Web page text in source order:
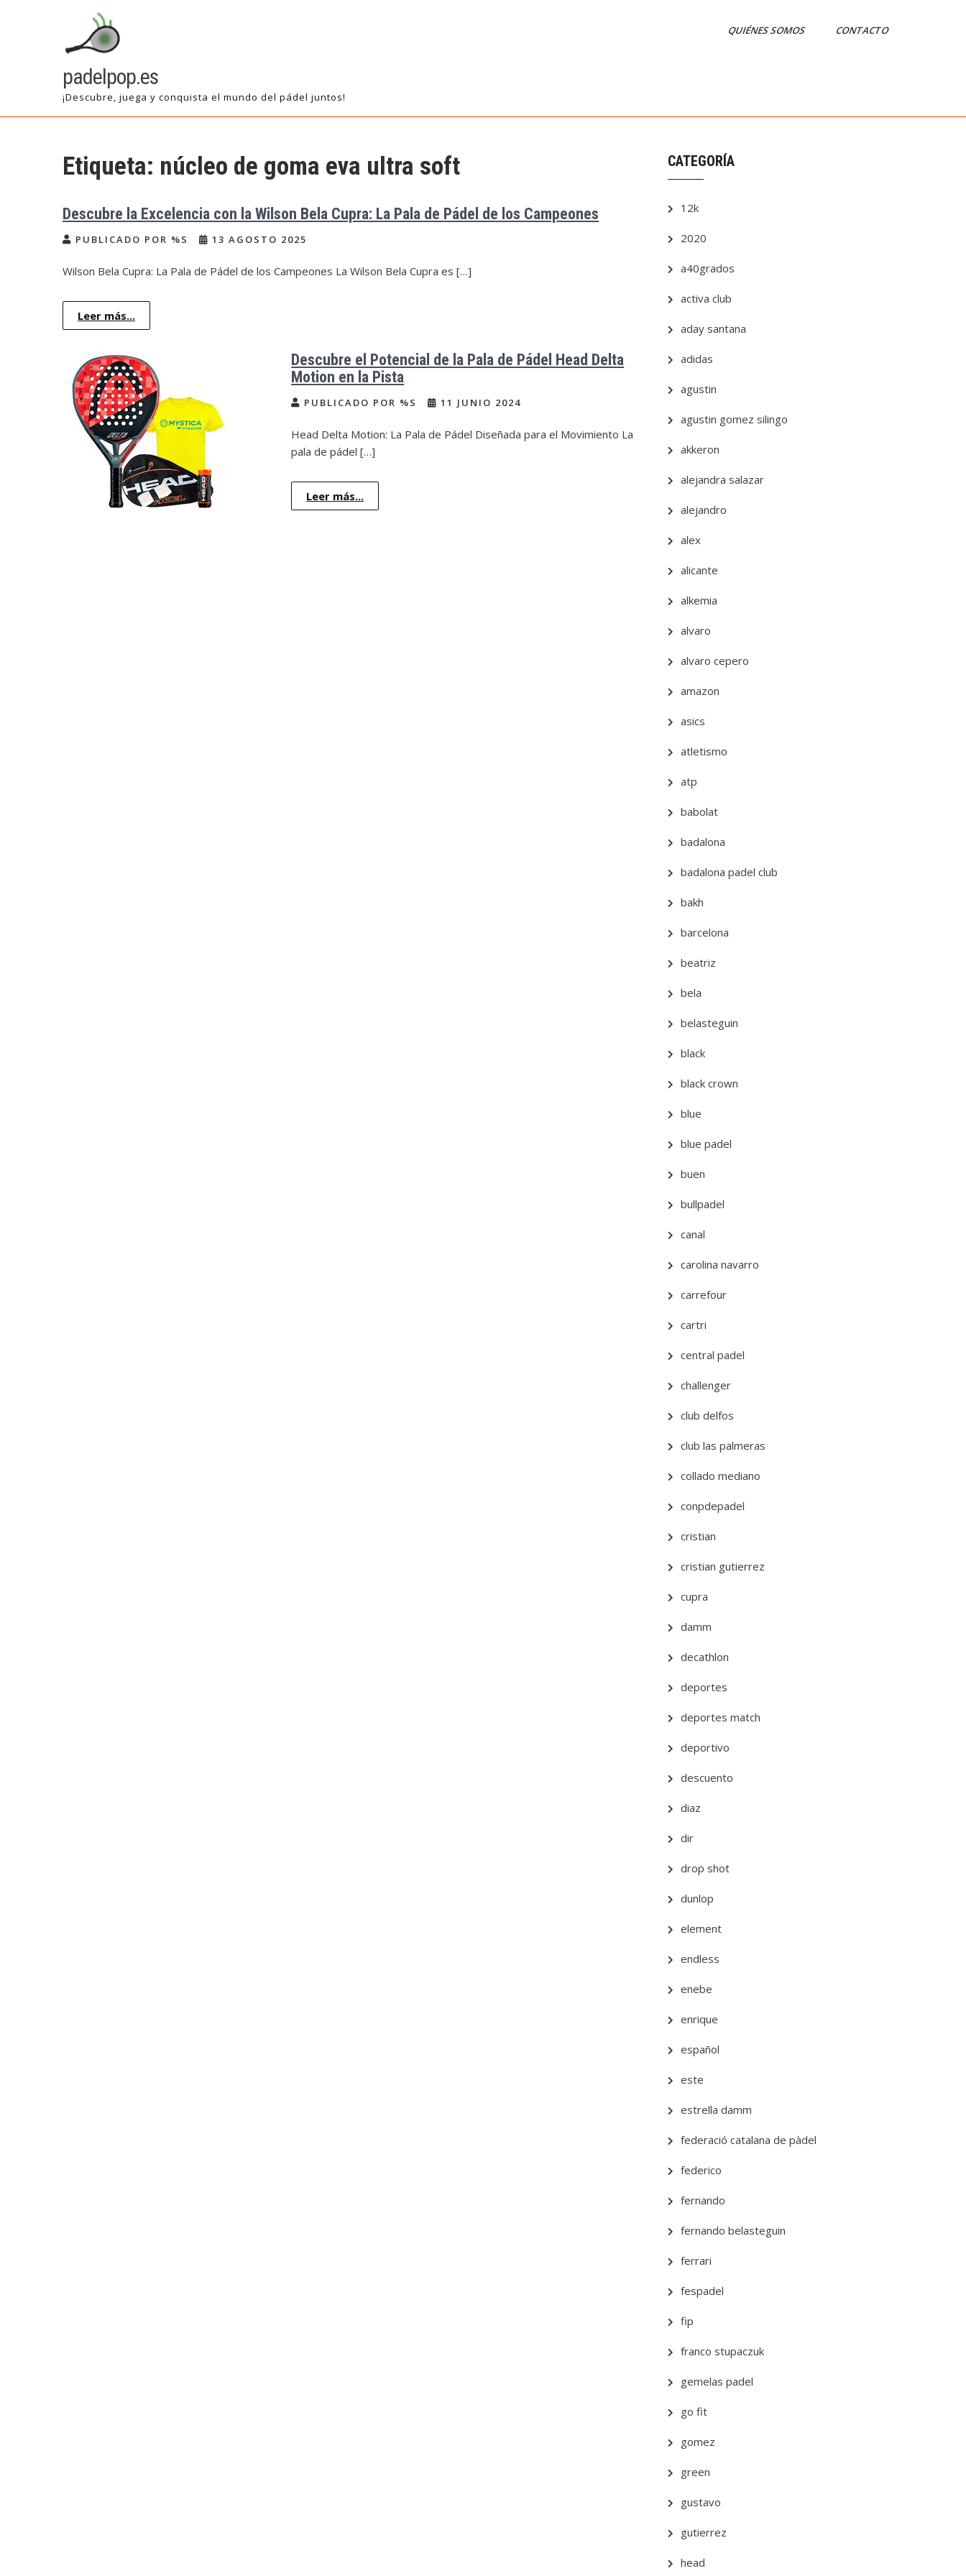
padelpop.es
¡Descubre, juega y conquista el mundo del pádel juntos!
QUIÉNES SOMOS CONTACTO
Etiqueta: núcleo de goma eva ultra soft
Descubre la Excelencia con la Wilson Bela Cupra: La Pala de Pádel de los Campeones
PUBLICADO POR %S 13 AGOSTO 2025
Wilson Bela Cupra: La Pala de Pádel de los Campeones La Wilson Bela Cupra es […]
Leer más...
Descubre el Potencial de la Pala de Pádel Head Delta
Motion en la Pista
PUBLICADO POR %S 11 JUNIO 2024
Head Delta Motion: La Pala de Pádel Diseñada para el Movimiento La
pala de pádel […]
Leer más...
CATEGORÍA
12k
2020
a40grados
activa club
aday santana
adidas
agustin
agustin gomez silingo
akkeron
alejandra salazar
alejandro
alex
alicante
alkemia
alvaro
alvaro cepero
amazon
asics
atletismo
atp
babolat
badalona
badalona padel club
bakh
barcelona
beatriz
bela
belasteguin
black
black crown
blue
blue padel
buen
bullpadel
canal
carolina navarro
carrefour
cartri
central padel
challenger
club delfos
club las palmeras
collado mediano
conpdepadel
cristian
cristian gutierrez
cupra
damm
decathlon
deportes
deportes match
deportivo
descuento
diaz
dir
drop shot
dunlop
element
endless
enebe
enrique
español
este
estrella damm
federació catalana de pàdel
federico
fernando
fernando belasteguin
ferrari
fespadel
fip
franco stupaczuk
gemelas padel
go fit
gomez
green
gustavo
gutierrez
head